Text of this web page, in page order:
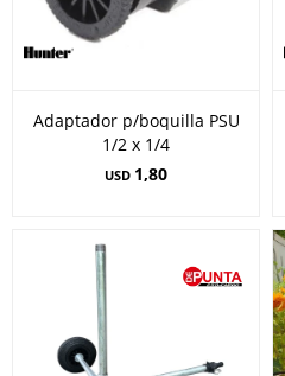
Adaptador p/boquilla PSU
1/2 x 1/4
USD 1,80